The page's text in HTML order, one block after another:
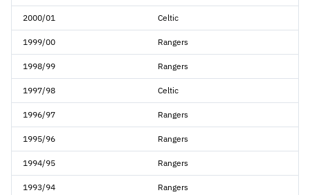
2000/01 Celtic
1999/00 Rangers
1998/99 Rangers
1997/98 Celtic
1996/97 Rangers
1995/96 Rangers
1994/95 Rangers
1993/94 Rangers